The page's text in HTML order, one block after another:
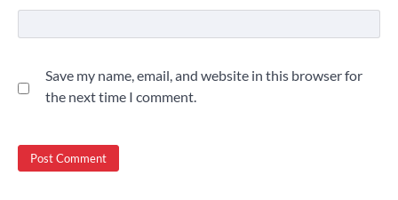
Save my name, email, and website in this browser for
the next time I comment.